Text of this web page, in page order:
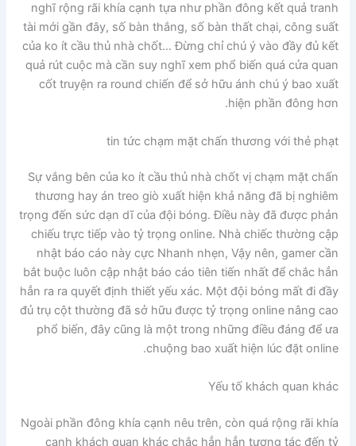
nghĩ rộng rãi khía cạnh tựa như phần đông kết quả tranh
tài mới gần đây, số bàn thắng, số bàn thất chại, công suất
của ko ít cầu thủ nhà chốt… Đừng chỉ chú ý vào đầy đủ kết
quả rút cuộc mà cần suy nghĩ xem phổ biến quá cửa quan
cốt truyện ra round chiến để sở hữu ánh chú ý bao xuất
hiện phần đông hơn.
tin tức chạm mặt chấn thương với thẻ phạt
Sự vắng bên của ko ít cầu thủ nhà chốt vị chạm mặt chấn
thương hay án treo giò xuất hiện khả năng đã bị nghiêm
trọng đến sức dạn dĩ của đội bóng. Điều này đã được phản
chiếu trực tiếp vào tỷ trọng online. Nhà chiếc thường cập
nhật báo cáo này cực Nhanh nhẹn, Vậy nên, gamer cần
bắt buộc luôn cập nhật báo cáo tiên tiến nhất để chắc hẳn
hẳn ra ra quyết định thiết yếu xác. Một đội bóng mất đi đầy
đủ trụ cột thường đã sở hữu được tỷ trọng online nâng cao
phổ biến, đây cũng là một trong những điều đáng để ưa
chuộng bao xuất hiện lúc đặt online.
Yếu tố khách quan khác
Ngoài phần đông khía cạnh nêu trên, còn quá rộng rãi khía
cạnh khách quan khác chắc hẳn hẳn tương tác đến tỷ